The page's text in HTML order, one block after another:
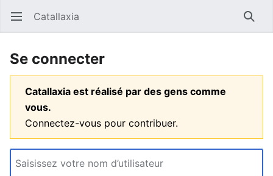
Ouvrir le menu principal Catallaxia
Se connecter
Catallaxia est réalisé par des gens comme
vous.
Connectez-vous pour contribuer.